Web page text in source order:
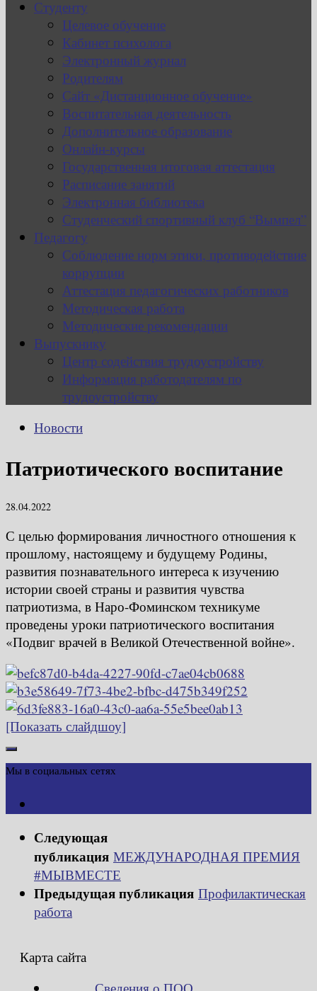
Студенту
Целевое обучение
Кабинет психолога
Электронный журнал
Родителям
Сайт «Дистанционное обучение»
Воспитательная деятельность
Дополнительное образование
Онлайн-курсы
Государственная итоговая аттестация
Расписание занятий
Электронная библиотека
Студенческий спортивный клуб “Вымпел”
Педагогу
Соблюдение норм этики, противодействие
коррупции
Аттестация педагогических работников
Методическая работа
Методические рекомендации
Выпускнику
Центр содействия трудоустройству
Информация работодателям по
трудоустройству
Новости
Патриотического воспитание
28.04.2022
С целью формирования личностного отношения к
прошлому, настоящему и будущему Родины,
развития познавательного интереса к изучению
истории своей страны и развития чувства
патриотизма, в Наро-Фоминском техникуме
проведены уроки патриотического воспитания
«Подвиг врачей в Великой Отечественной войне».
[Показать слайдшоу]
Мы в социальных сетях
Следующая
публикация МЕЖДУНАРОДНАЯ ПРЕМИЯ
#МЫВМЕСТЕ
Предыдущая публикация Профилактическая
работа
Карта сайта